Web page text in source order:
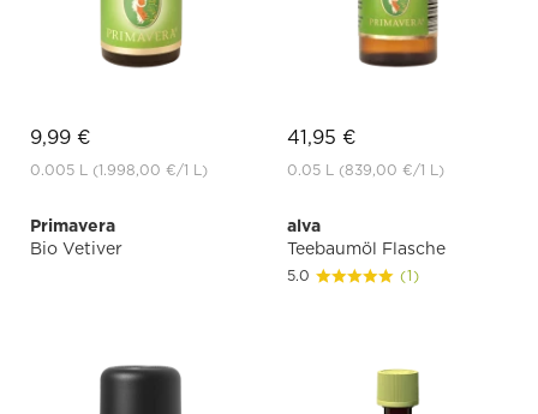
9,99 €
0.005 L (1.998,00 €/1 L)
41,95 €
0.05 L (839,00 €/1 L)
Primavera
Bio Vetiver
alva
Teebaumöl Flasche
5.0 (1)